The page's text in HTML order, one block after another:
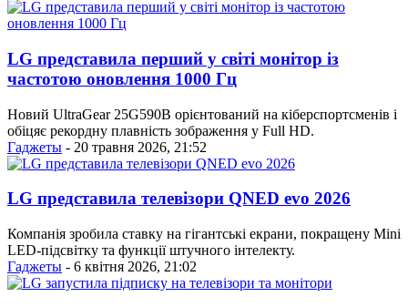
LG представила перший у світі монітор із
частотою оновлення 1000 Гц
Новий UltraGear 25G590B орієнтований на кіберспортсменів і
обіцяє рекордну плавність зображення у Full HD.
Гаджеты - 20 травня 2026, 21:52
LG представила телевізори QNED evo 2026
Компанія зробила ставку на гігантські екрани, покращену Mini
LED-підсвітку та функції штучного інтелекту.
Гаджеты - 6 квітня 2026, 21:02